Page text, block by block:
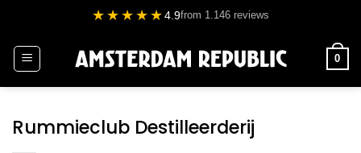
inhoud
★★★★★4.9from 1.146 reviews
0
Rummieclub Destilleerderij